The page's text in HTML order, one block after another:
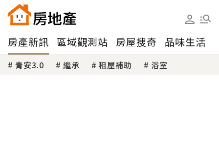
房產新訊 區域觀測站 房屋搜奇 品味生活
青安3.0 繼承 租屋補助 浴室